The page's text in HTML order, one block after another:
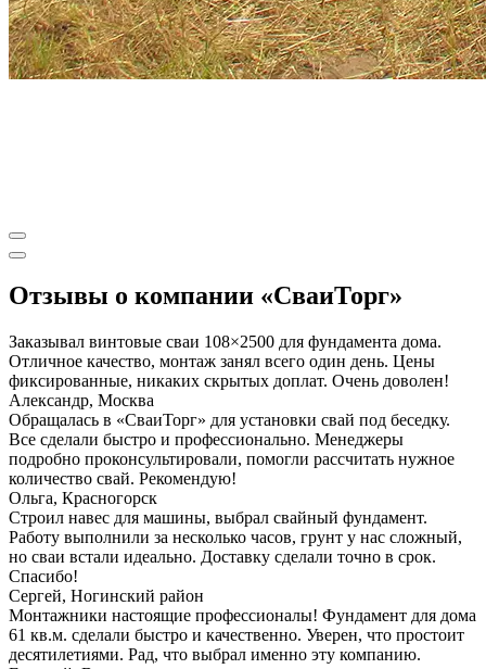
Отзывы о компании «СваиТорг»
Заказывал винтовые сваи 108×2500 для фундамента дома.
Отличное качество, монтаж занял всего один день. Цены
фиксированные, никаких скрытых доплат. Очень доволен!
Александр, Москва
Обращалась в «СваиТорг» для установки свай под беседку.
Все сделали быстро и профессионально. Менеджеры
подробно проконсультировали, помогли рассчитать нужное
количество свай. Рекомендую!
Ольга, Красногорск
Строил навес для машины, выбрал свайный фундамент.
Работу выполнили за несколько часов, грунт у нас сложный,
но сваи встали идеально. Доставку сделали точно в срок.
Спасибо!
Сергей, Ногинский район
Монтажники настоящие профессионалы! Фундамент для дома
61 кв.м. сделали быстро и качественно. Уверен, что простоит
десятилетиями. Рад, что выбрал именно эту компанию.